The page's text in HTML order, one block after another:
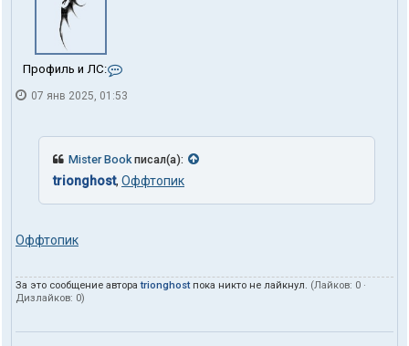
Профиль и ЛС:
н
к
т
п
а
л
07 янв 2025, 01:53
Mister Bookписал(а):
trionghost, Оффтопик
Оффтопик
За это сообщение автораtrionghostпока никто не лайкнул. (Лайков: 0 ·
Дизлайков: 0)